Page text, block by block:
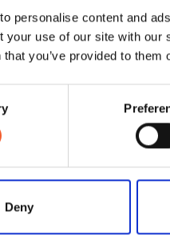
personalise content and
your use of our site with
you’ve provided to
Deny
usted
que permite